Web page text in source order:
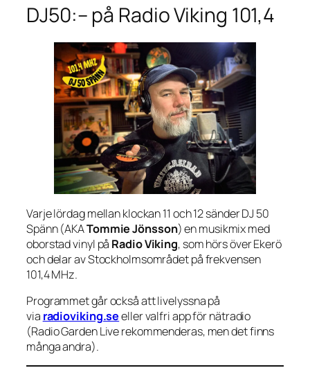
DJ50:– på Radio Viking 101,4
Varje lördag mellan klockan 11 och 12 sänder DJ 50
Spänn (AKATommie Jönsson) en musikmix med
oborstad vinyl på Radio Viking, som hörs över Ekerö
och delar av Stockholmsområdet på frekvensen
101,4 MHz.
Programmet går också att livelyssna på
via radioviking.seeller valfri app för nätradio
(Radio Garden Live rekommenderas, men det finns
många andra).